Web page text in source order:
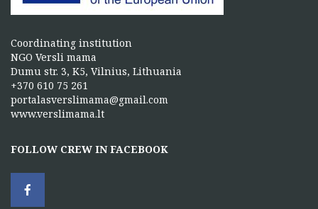
Coordinating institution
NGO Versli mama
Dumu str. 3, K5, Vilnius, Lithuania
+370 610 75 261
portalasverslimama@gmail.com
www.verslimama.lt
FOLLOW CREW IN FACEBOOK